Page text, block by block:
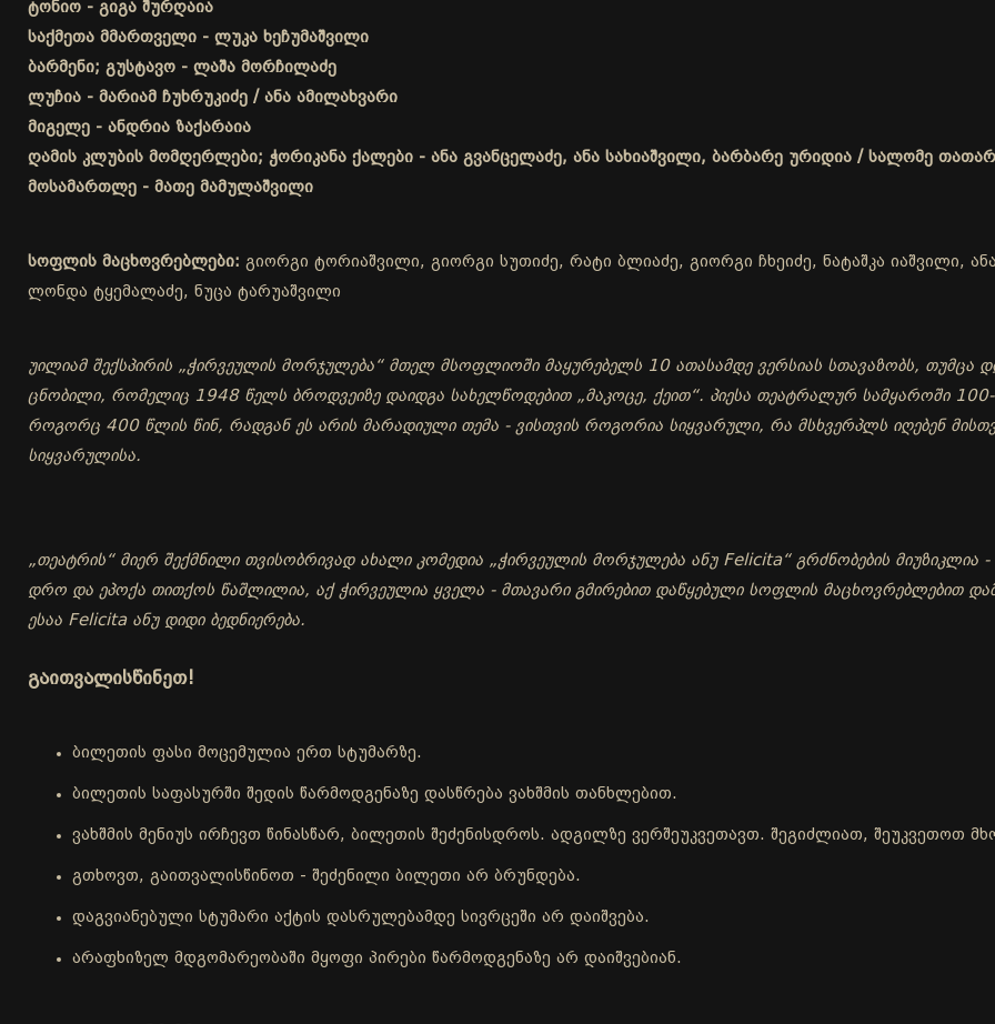
ტონიო - გიგა შურღაია
საქმეთა მმართველი - ლუკა ხეჩუმაშვილი
ბარმენი; გუსტავო - ლაშა მორჩილაძე
ლუჩია - მარიამ ჩუხრუკიძე / ანა ამილახვარი
მიგელე - ანდრია ზაქარაია
ღამის კლუბის მომღერლები; ჭორიკანა ქალები - ანა გვანცელაძე, ანა სახიაშვილი, ბარბარე ურიდია / სალომე
მოსამართლე - მათე მამულაშვილი
სოფლის მაცხოვრებლები: გიორგი ტორიაშვილი, გიორგი სუთიძე, რატი ბლიაძე, გიორგი ჩხეიძე, ნატაშკა იაშვილი,
ლონდა ტყემალაძე, ნუცა ტარუაშვილი
უილიამ შექსპირის „ჭირვეულის მორჯულება“ მთელ მსოფლიოში მაყურებელს 10 ათასამდე ვერსიას სთავაზობს, თუმცა
ცნობილი, რომელიც 1948 წელს ბროდვეიზე დაიდგა სახელწოდებით „მაკოცე, ქეით“. პიესა თეატრალურ სამყაროში 100-
როგორც 400 წლის წინ, რადგან ეს არის მარადიული თემა - ვისთვის როგორია სიყვარული, რა მსხვერპლს იღებენ
სიყვარულისა.
„თეატრის“ მიერ შექმნილი თვისობრივად ახალი კომედია „ჭირვეულის მორჯულება ანუ Felicita“ გრძნობების მიუზიკლია
დრო და ეპოქა თითქოს წაშლილია, აქ ჭირვეულია ყველა - მთავარი გმირებით დაწყებული სოფლის მაცხოვრებლებით
ესაა Felicita ანუ დიდი ბედნიერება.
გაითვალისწინეთ!
ბილეთის ფასი მოცემულია ერთ სტუმარზე.
ბილეთის საფასურში შედის წარმოდგენაზე დასწრება ვახშმის თანხლებით.
ვახშმის მენიუს ირჩევთ წინასწარ, ბილეთის შეძენისდროს. ადგილზე ვერშეუკვეთავთ. შეგიძლიათ,
გთხოვთ, გაითვალისწინოთ - შეძენილი ბილეთი არ ბრუნდება.
დაგვიანებული სტუმარი აქტის დასრულებამდე სივრცეში არ დაიშვება.
არაფხიზელ მდგომარეობაში მყოფი პირები წარმოდგენაზე არ დაიშვებიან.